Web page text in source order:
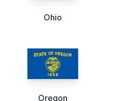
Ohio
Oregon